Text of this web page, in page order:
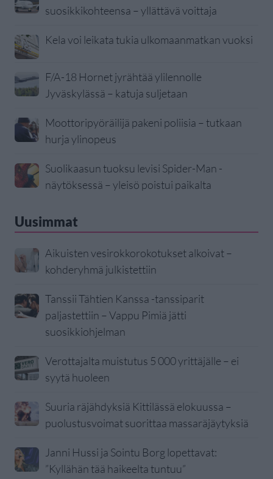
suosikkikohteensa – yllättävä voittaja
Kela voi leikata tukia ulkomaanmatkan vuoksi
F/A-18 Hornet jyrähtää ylilennolle
Jyväskylässä – katuja suljetaan
Moottoripyöräilijä pakeni poliisia – tutkaan
hurja ylinopeus
Suolikaasun tuoksu levisi Spider-Man -
näytöksessä – yleisö poistui paikalta
Uusimmat
Aikuisten vesirokkorokotukset alkoivat –
kohderyhmä julkistettiin
Tanssii Tähtien Kanssa -tanssiparit
paljastettiin – Vappu Pimiä jätti
suosikkiohjelman
Verottajalta muistutus 5 000 yrittäjälle – ei
syytä huoleen
Suuria räjähdyksiä Kittilässä elokuussa –
puolustusvoimat suorittaa massaräjäytyksiä
Janni Hussi ja Sointu Borg lopettavat:
”Kyllähän tää haikeelta tuntuu”